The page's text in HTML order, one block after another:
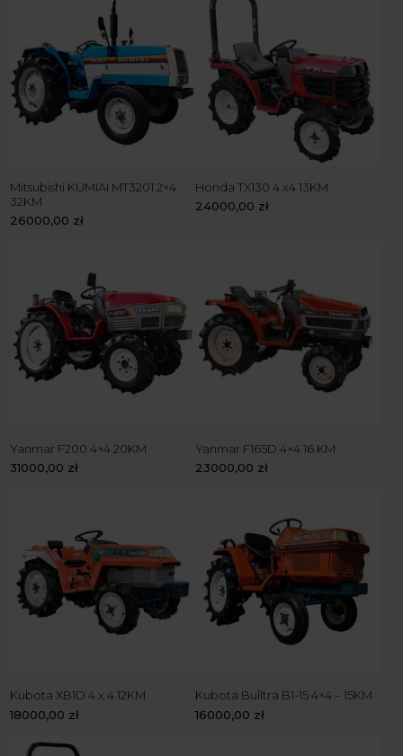
Mitsubishi KUMIAI MT3201 2×4
32KM
26000,00 zł
Honda TX130 4 x4 13KM
24000,00 zł
Yanmar F200 4×4 20KM
31000,00 zł
Yanmar F165D 4×4 16 KM
23000,00 zł
Kubota XB1D 4 x 4 12KM
18000,00 zł
Kubota Bulltra B1-15 4×4 – 15KM
16000,00 zł